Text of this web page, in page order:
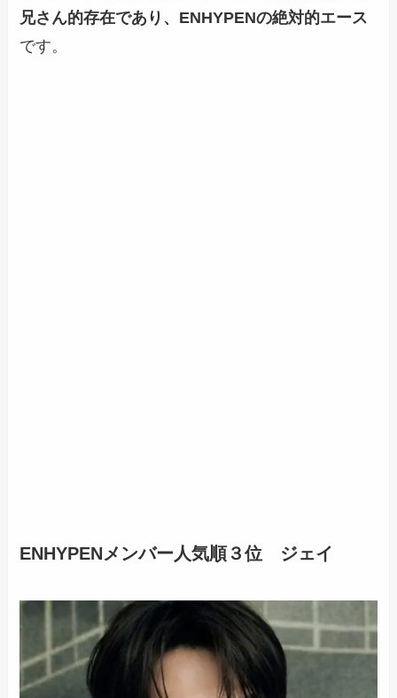
兄さん的存在であり、 ENHYPENの絶対的エース
です。
ENHYPENメンバー人気順３位 ジェイ